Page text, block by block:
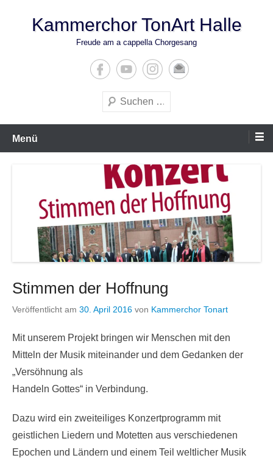
Kammerchor TonArt Halle
Freude am a cappella Chorgesang
Suchen
Menü
Stimmen der Hoffnung
Veröffentlicht am 30. April 2016 von Kammerchor Tonart
Mit unserem Projekt bringen wir Menschen mit den
Mitteln der Musik miteinander und dem Gedanken der
„Versöhnung als
Handeln Gottes“ in Verbindung.
Dazu wird ein zweiteiliges Konzertprogramm mit
geistlichen Liedern und Motetten aus verschiedenen
Epochen und Ländern und einem Teil weltlicher Musik